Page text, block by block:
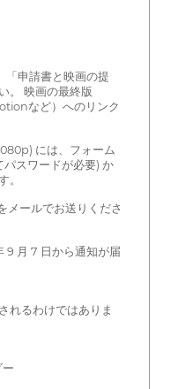
「申請書と映画の提
。 映画の最終版
など）へのリンク
には、フォーム
スワードが必要) か
。
メールでお送りくださ
9 月 7 日から通知が届
れるわけではありま